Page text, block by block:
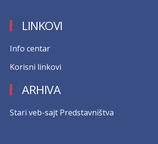
LINKOVI
Info centar
Korisni linkovi
ARHIVA
Stari veb-sajt Predstavništva